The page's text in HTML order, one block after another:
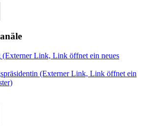
(Externer Link, Link öffnet ein neues
(Externer Link, Link öffnet ein